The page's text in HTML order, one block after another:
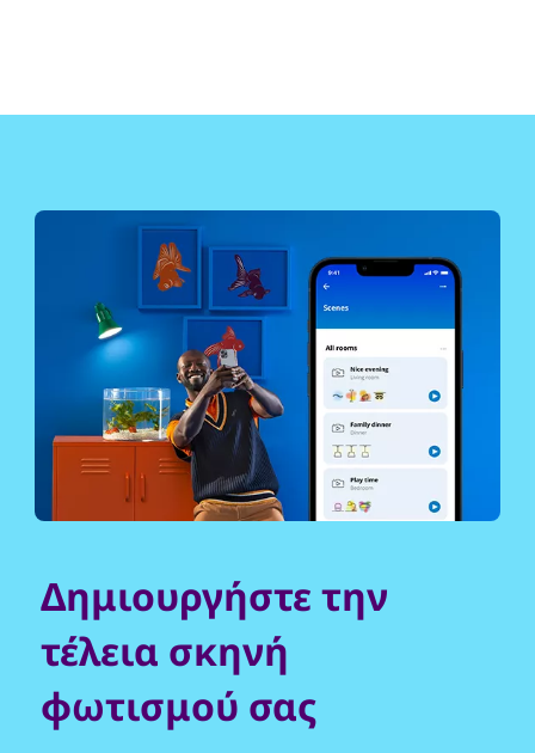
Δημιουργήστε την
τέλεια σκηνή
φωτισμού σας